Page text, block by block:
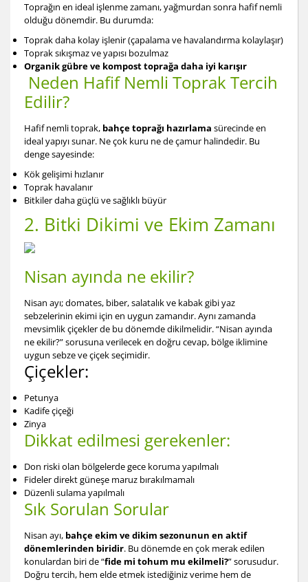
Toprağın en ideal işlenme zamanı, yağmurdan sonra hafif nemli
olduğu dönemdir. Bu durumda:
Toprak daha kolay işlenir (çapalama ve havalandırma kolaylaşır)
Toprak sıkışmaz ve yapısı bozulmaz
Organik gübre ve kompost toprağa daha iyi karışır
Neden Hafif Nemli Toprak Tercih
Edilir?
Hafif nemli toprak, bahçe toprağı hazırlama sürecinde en
ideal yapıyı sunar. Ne çok kuru ne de çamur halindedir. Bu
denge sayesinde:
Kök gelişimi hızlanır
Toprak havalanır
Bitkiler daha güçlü ve sağlıklı büyür
2. Bitki Dikimi ve Ekim Zamanı
Nisan ayında ne ekilir?
Nisan ayı; domates, biber, salatalık ve kabak gibi yaz
sebzelerinin ekimi için en uygun zamandır. Aynı zamanda
mevsimlik çiçekler de bu dönemde dikilmelidir. “Nisan ayında
ne ekilir?” sorusuna verilecek en doğru cevap, bölge iklimine
uygun sebze ve çiçek seçimidir.
Çiçekler:
Petunya
Kadife çiçeği
Zinya
Dikkat edilmesi gerekenler:
Don riski olan bölgelerde gece koruma yapılmalı
Fideler direkt güneşe maruz bırakılmamalı
Düzenli sulama yapılmalı
Sık Sorulan Sorular
Nisan ayı, bahçe ekim ve dikim sezonunun en aktif
dönemlerinden biridir. Bu dönemde en çok merak edilen
konulardan biri de “fide mi tohum mu ekilmeli?” sorusudur.
Doğru tercih, hem elde etmek istediğiniz verime hem de